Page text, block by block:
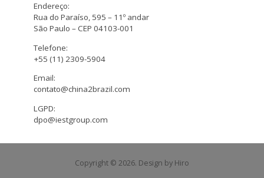
Endereço:
Rua do Paraíso, 595 – 11º andar
São Paulo – CEP 04103-001
Telefone:
+55 (11) 2309-5904
Email:
contato@china2brazil.com
LGPD:
dpo@iestgroup.com
Copyright © 2026. Design by Hiro